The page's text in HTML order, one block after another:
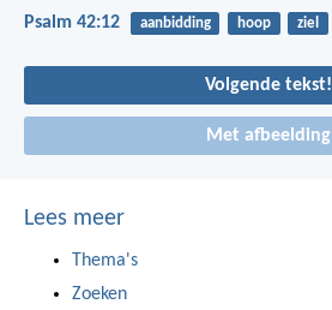
Psalm 42:12 aanbidding hoop ziel
Volgende tekst!
Met afbeelding
Lees meer
Thema's
Zoeken